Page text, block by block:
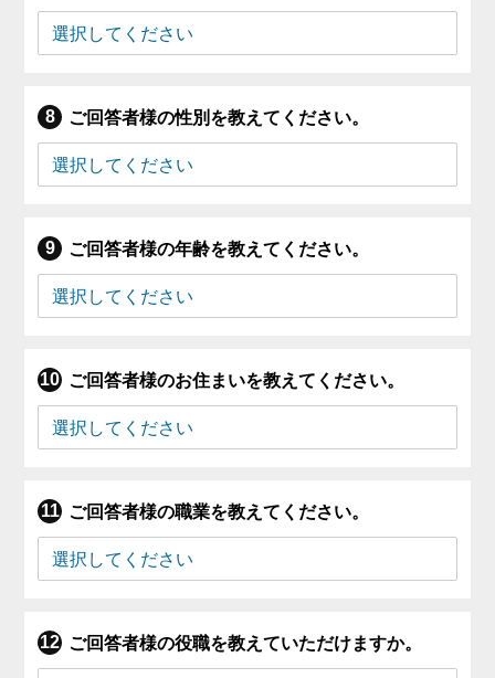
ご回答者様の性別を教えてください。
ご回答者様の年齢を教えてください。
ご回答者様のお住まいを教えてください。
ご回答者様の職業を教えてください。
ご回答者様の役職を教えていただけますか。